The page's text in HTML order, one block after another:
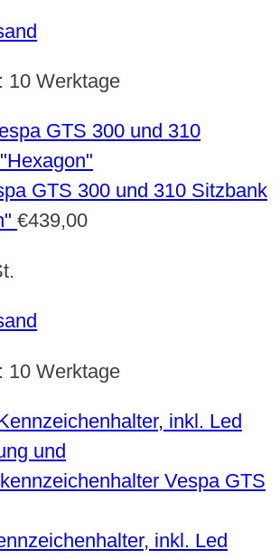
10 Werktage
GTS 300 und 310 Sitzbank
€439,00
10 Werktage
inkl. Led